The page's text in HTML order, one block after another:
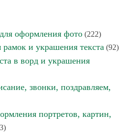
оформления фото (222)
рамок и украшения текста (92)
в ворд и украшения
звонки, поздравляем,
портретов, картин,